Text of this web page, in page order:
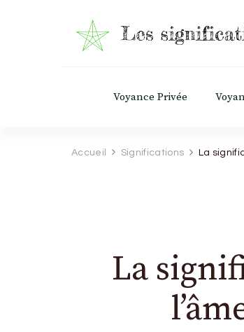
Voyance Privée
Accueil Significations La
La